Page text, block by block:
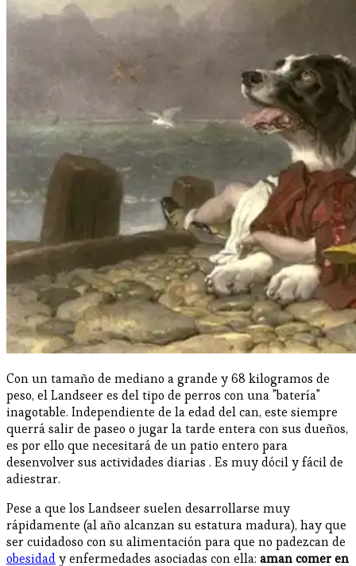
Con un tamaño de mediano a grande y 68 kilogramos de
peso, el Landseer es del tipo de perros con una "batería"
inagotable. Independiente de la edad del can, este siempre
querrá salir de paseo o jugar la tarde entera con sus dueños,
es por ello que necesitará de un patio entero para
desenvolver sus actividades diarias . Es muy dócil y fácil de
adiestrar.
Pese a que los Landseer suelen desarrollarse muy
rápidamente (al año alcanzan su estatura madura), hay que
ser cuidadoso con su alimentación para que no padezcan de
obesidady enfermedades asociadas con ella: aman comer en